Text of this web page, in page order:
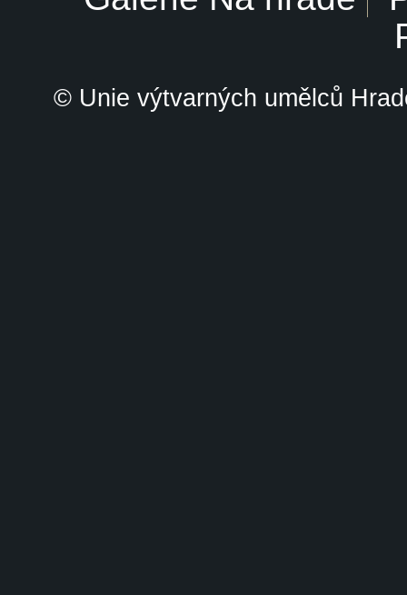
© Unie výtvarných umělců